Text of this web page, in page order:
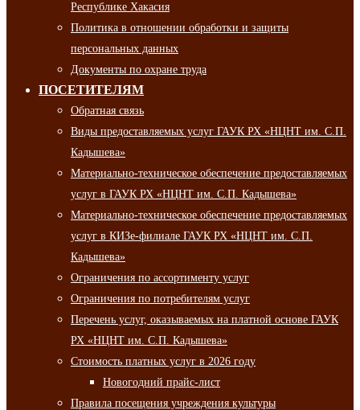
Республике Хакасия
Политика в отношении обработки и защиты
персональных данных
Документы по охране труда
ПОСЕТИТЕЛЯМ
Обратная связь
Виды предоставляемых услуг ГАУК РХ «НЦНТ им. С.П.
Кадышева»
Материально-техническое обеспечение предоставляемых
услуг в ГАУК РХ «НЦНТ им. С.П. Кадышева»
Материально-техническое обеспечение предоставляемых
услуг в КИЗе-филиале ГАУК РХ «НЦНТ им. С.П.
Кадышева»
Ограничения по ассортименту услуг
Ограничения по потребителям услуг
Перечень услуг, оказываемых на платной основе ГАУК
РХ «НЦНТ им. С.П. Кадышева»
Стоимость платных услуг в 2026 году
Новогодний прайс-лист
Правила посещения учреждения культуры